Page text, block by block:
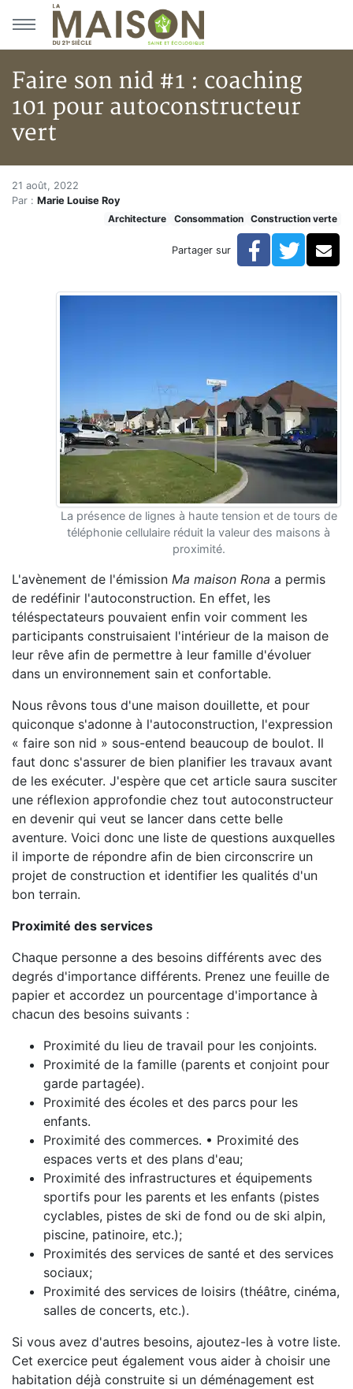
Aller au menu principal
Aller au contenu principal
Faire son nid #1 : coaching
101 pour autoconstructeur
vert
Accueil
Articles
Construction verte
Faire son nid #1 : coaching 101 pour
Faire son nid #1 : coaching
21 août, 2022
Par : Marie Louise Roy
Architecture
Consommation Construction verte
Partager sur Facebook
La présence de lignes à haute tension et de tours de
téléphonie cellulaire réduit la valeur des maisons à
proximité.
L'avènement de l'émission Ma maison Rona a permis
de redéfinir l'autoconstruction. En effet, les
téléspectateurs pouvaient enfin voir comment les
participants construisaient l'intérieur de la maison de
leur rêve afin de permettre à leur famille d'évoluer
dans un environnement sain et confortable.
Nous rêvons tous d'une maison douillette, et pour
quiconque s'adonne à l'autoconstruction, l'expression
« faire son nid » sous-entend beaucoup de boulot. Il
faut donc s'assurer de bien planifier les travaux avant
de les exécuter. J'espère que cet article saura susciter
une réflexion approfondie chez tout autoconstructeur
en devenir qui veut se lancer dans cette belle
aventure. Voici donc une liste de questions auxquelles
il importe de répondre afin de bien circonscrire un
projet de construction et identifier les qualités d'un
bon terrain.
Proximité des services
Chaque personne a des besoins différents avec des
degrés d'importance différents. Prenez une feuille de
papier et accordez un pourcentage d'importance à
chacun des besoins suivants :
Proximité du lieu de travail pour les conjoints.
Proximité de la famille (parents et conjoint pour
garde partagée).
Proximité des écoles et des parcs pour les
enfants.
Proximité des commerces. • Proximité des
espaces verts et des plans d'eau;
Proximité des infrastructures et équipements
sportifs pour les parents et les enfants (pistes
cyclables, pistes de ski de fond ou de ski alpin,
piscine, patinoire, etc.);
Proximités des services de santé et des services
sociaux;
Proximité des services de loisirs (théâtre, cinéma,
salles de concerts, etc.).
Si vous avez d'autres besoins, ajoutez-les à votre liste.
Cet exercice peut également vous aider à choisir une
habitation déjà construite si un déménagement est